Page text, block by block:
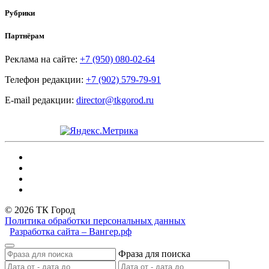
Рубрики
Партнёрам
Реклама на сайте: +7 (950) 080-02-64
Телефон редакции: +7 (902) 579-79-91
E-mail редакции: director@tkgorod.ru
© 2026 ТК Город
Политика обработки персональных данных
Разработка сайта – Вангер.рф
Фраза для поиска